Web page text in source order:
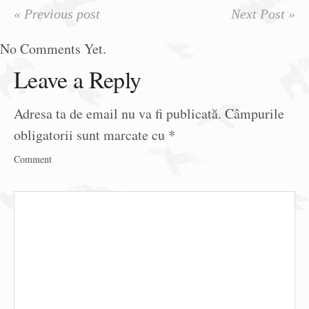
« Previous post Next Post »
No Comments Yet.
Leave a Reply
Adresa ta de email nu va fi publicată. Câmpurile
obligatorii sunt marcate cu *
Comment